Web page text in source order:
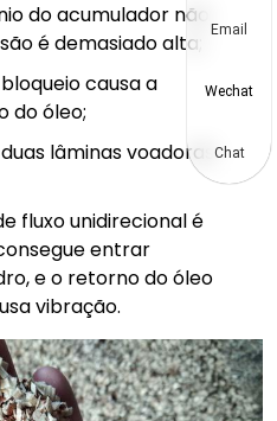
do acumulador não
é demasiado alta;
causa a
do óleo;
lâminas voadoras
fluxo unidirecional é
entrar
e o retorno do óleo
vibração.
Email
Wechat
Chat